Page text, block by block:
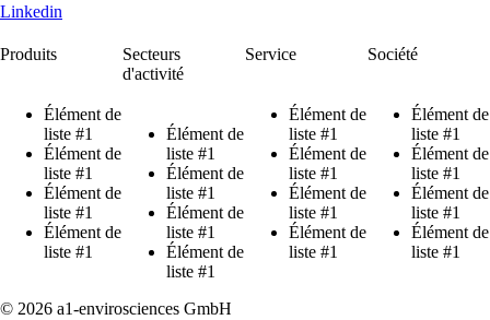
Linkedin
Produits
Élément de
liste #1
Élément de
liste #1
Élément de
liste #1
Élément de
liste #1
Secteurs
d'activité
Élément de
liste #1
Élément de
liste #1
Élément de
liste #1
Élément de
liste #1
Service
Élément de
liste #1
Élément de
liste #1
Élément de
liste #1
Élément de
liste #1
Société
Élément de
liste #1
Élément de
liste #1
Élément de
liste #1
Élément de
liste #1
© 2026 a1-envirosciences GmbH